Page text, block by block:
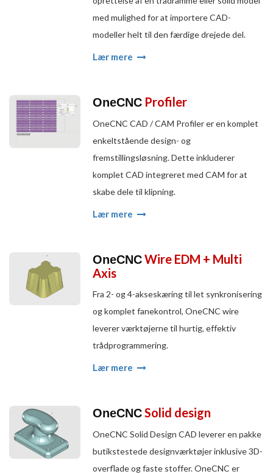
med mulighed for at importere CAD-
modeller helt til den færdige drejede del.
Lær mere
OneCNC Profiler
OneCNC CAD / CAM Profiler er en komplet
enkeltstående design- og
fremstillingsløsning. Dette inkluderer
komplet CAD integreret med CAM for at
skabe dele til klipning.
Lær mere
OneCNCWire EDM + Multi
Axis
Fra 2- og 4-akseskæring til let synkronisering
og komplet fanekontrol, OneCNC wire
leverer værktøjerne til hurtig, effektiv
trådprogrammering.
Lær mere
OneCNCSolid design
OneCNC Solid Design CAD leverer en pakke
butikstestede designværktøjer inklusive 3D-
overflade og faste stoffer. OneCNC er